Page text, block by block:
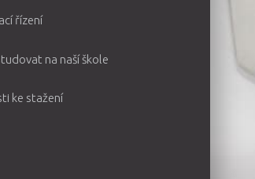
řízení
na naší škole
ke stažení